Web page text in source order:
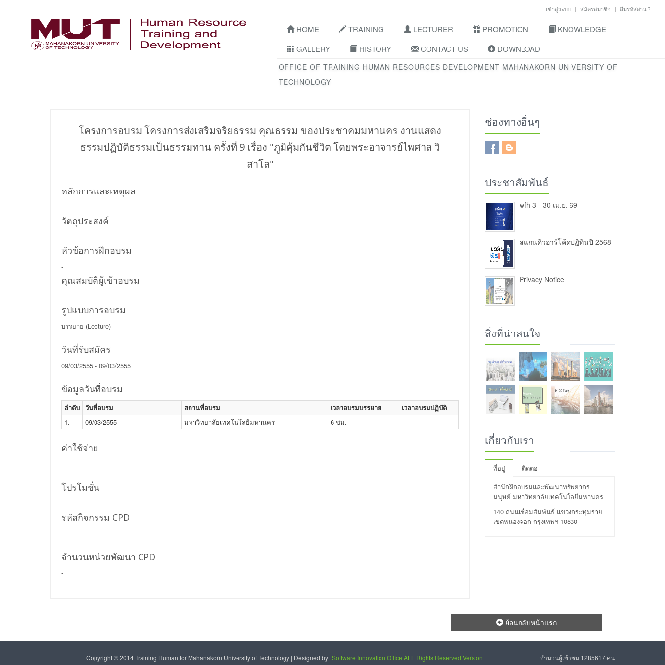
เข้าสู่ระบบ สมัครสมาชิก ลืมรหัสผ่าน ?
HOME TRAINING LECTURER PROMOTION
KNOWLEDGE
GALLERY
HISTORY CONTACT US DOWNLOAD
OFFICE OF TRAINING HUMAN RESOURCES DEVELOPMENT MAHANAKORN UNIVERSITY OF
TECHNOLOGY
โครงการอบรม โครงการส่งเสริมจริยธรรม คุณธรรม ของประชาคมมหานคร งานแสดง
ธรรมปฏิบัติธรรมเป็นธรรมทาน ครั้งที่ 9 เรื่อง "ภูมิคุ้มกันชีวิต โดยพระอาจารย์ไพศาล วิ
สาโล"
หลักการและเหตุผล
-
วัตถุประสงค์
-
หัวข้อการฝีกอบรม
-
คุณสมบัติผู้เข้าอบรม
-
รูปแบบการอบรม
บรรยาย (Lecture)
วันที่รับสมัคร
09/03/2555 - 09/03/2555
ข้อมูลวันที่อบรม
ลำดับ วันที่อบรม สถานที่อบรม เวลาอบรมบรรยาย
เวลาอบรมปฏิบัติ
1.
09/03/2555 มหาวิทยาลัยเทคโนโลยีมหานคร 6 ชม. -
ค่าใช้จ่าย
-
โปรโมชั่น
รหัสกิจกรรม CPD
-
จำนวนหน่วยพัฒนา CPD
-
ช่องทางอื่นๆ
ประชาสัมพันธ์
wfh 3 - 30 เม.ย. 69
สแกนคิวอาร์โค้ดปฏิทินปี 2568
Privacy Notice
สิ่งที่น่าสนใจ
เกี่ยวกับเรา
ที่อยู่
ติดต่อ
สำนักฝึกอบรมและพัฒนาทรัพยากร
มนุษย์ มหาวิทยาลัยเทคโนโลยีมหานคร
140 ถนนเชื่อมสัมพันธ์ แขวงกระทุ่มราย
เขตหนองจอก กรุงเทพฯ 10530
ย้อนกลับหน้าแรก
Copyright © 2014 Training Human for Mahanakorn University of Technology | Designed by Software Innovation Office ALL Rights Reserved Version
จำนวนผู้เข้าชม 1285617 คน